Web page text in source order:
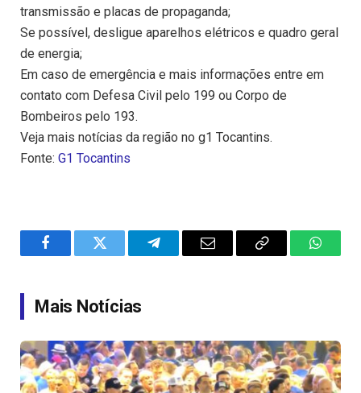
transmissão e placas de propaganda;
Se possível, desligue aparelhos elétricos e quadro geral
de energia;
Em caso de emergência e mais informações entre em
contato com Defesa Civil pelo 199 ou Corpo de
Bombeiros pelo 193.
Veja mais notícias da região no g1 Tocantins.
Fonte: G1 Tocantins
FacebookTwitter TelegramEmail
Copy
Mais Notícias